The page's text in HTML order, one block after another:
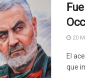
20
El
que